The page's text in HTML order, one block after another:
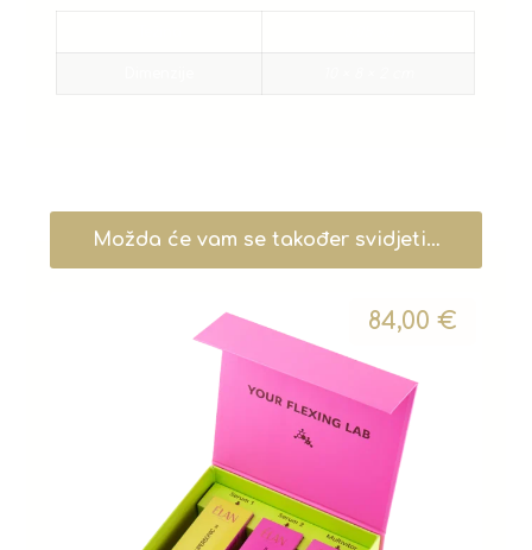
Možda će vam se također svidjeti…
84,00 €